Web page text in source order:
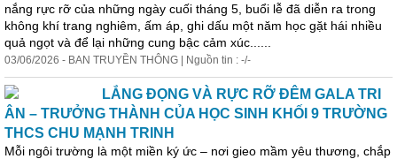
nắng rực rỡ của những ngày cuối tháng 5, buổi lễ đã diễn ra trong
không khí trang nghiêm, ấm áp, ghi dấu một năm học gặt hái nhiều
quả ngọt và để lại những cung bậc cảm xúc......
03/06/2026 - BAN TRUYỀN THÔNG | Nguồn tin : -/-
LẮNG ĐỌNG VÀ RỰC RỠ ĐÊM GALA TRI
ÂN – TRƯỞNG THÀNH CỦA HỌC SINH KHỐI 9 TRƯỜNG
THCS CHU MẠNH TRINH
Mỗi ngôi trường là một miền ký ức – nơi gieo mầm yêu thương, chắp